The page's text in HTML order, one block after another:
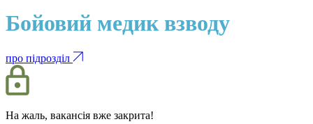
Бойовий медик взводу
про підрозділ
На жаль, вакансія вже закрита!